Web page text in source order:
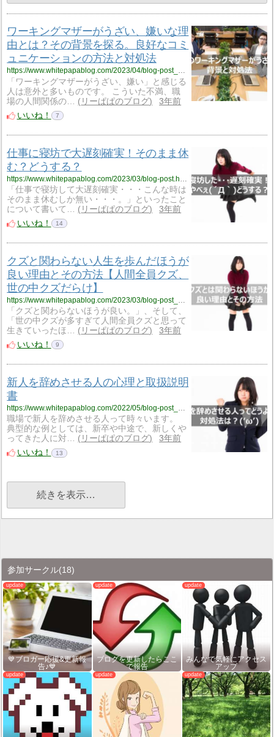
ワーキングマザーがうざい、嫌いな理
由とは？その背景を探る。良好なコミ
ュニケーションの方法と対処法
https://www.whitepapablog.com/2023/04/blog-post_8.html
「ワーキングマザーがうざい、嫌い」と感じる
人は意外と多いものです。 こういた不満、職
場の人間関係の…
リーぱぱのブログ
3年前
いいね！
7
仕事に寝坊で大遅刻確実！そのまま休
む？どうする？
「仕事で寝坊して大遅刻確実・・・こんな時は
そのまま休むしか無い・・・。」といったこと
について書いて…
リーぱぱのブログ
3年前
いいね！
14
クズと関わらない人生を歩んだほうが
良い理由とその方法【人間全員クズ、
世の中クズだらけ】
「クズと関わらないほうが良い。」、そして、
「世の中クズが多すぎて人間全員クズと思って
生きていったほ…
リーぱぱのブログ
3年前
いいね！
9
新人を辞めさせる人の心理と取扱説明
書
https://www.whitepapablog.com/2022/05/blog-post_21.html
職場で新人を辞めさせる人って時々います。
典型的な例としては、新卒や中途で、新しくや
ってきた人に対…
リーぱぱのブログ
3年前
いいね！
13
続きを表示…
参加サークル(18)
💙ブロガー応援&更新報
告♪💙
ブログを更新したらここ
で報告
みんなで気軽にアクセス
アップ